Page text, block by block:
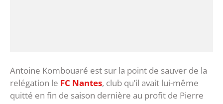
Antoine Kombouaré est sur la point de sauver de la
relégation le FC Nantes, club qu’il avait lui-même
quitté en fin de saison dernière au profit de Pierre